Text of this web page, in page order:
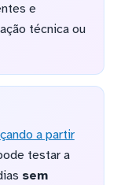
e
técnica ou
a partir
testar a
sem